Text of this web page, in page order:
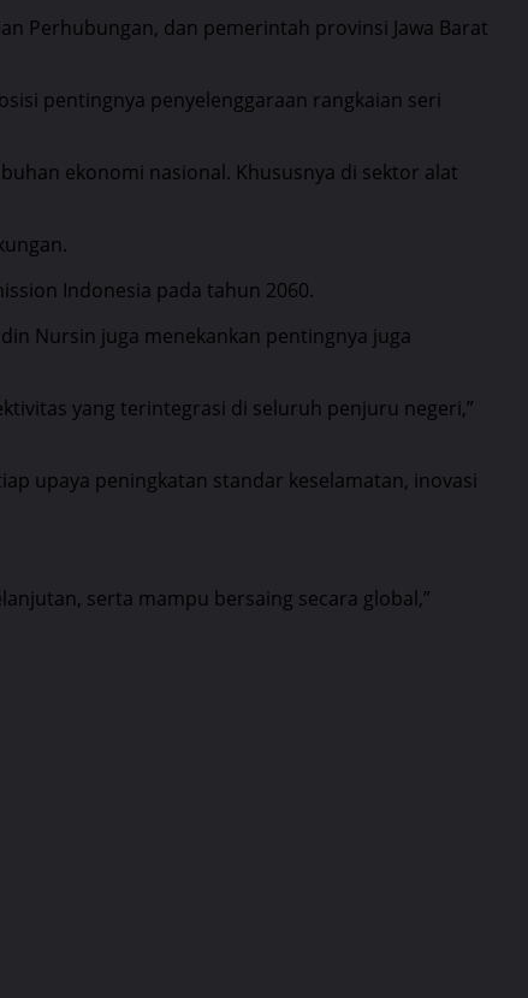
Perhubungan, dan pemerintah provinsi Jawa Barat
pentingnya penyelenggaraan rangkaian seri
ekonomi nasional. Khususnya di sektor alat
Indonesia pada tahun 2060.
Nursin juga menekankan pentingnya juga
yang terintegrasi di seluruh penjuru negeri,”
upaya peningkatan standar keselamatan, inovasi
serta mampu bersaing secara global,”